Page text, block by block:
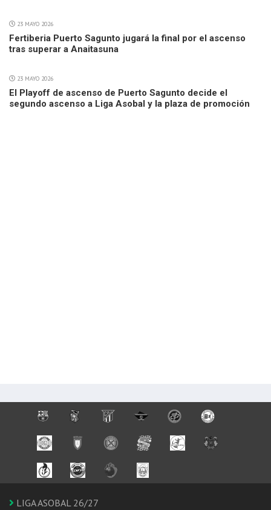
23 MAYO 2026
Fertiberia Puerto Sagunto jugará la final por el ascenso
tras superar a Anaitasuna
23 MAYO 2026
El Playoff de ascenso de Puerto Sagunto decide el
segundo ascenso a Liga Asobal y la plaza de promoción
LIGA ASOBAL 26/27